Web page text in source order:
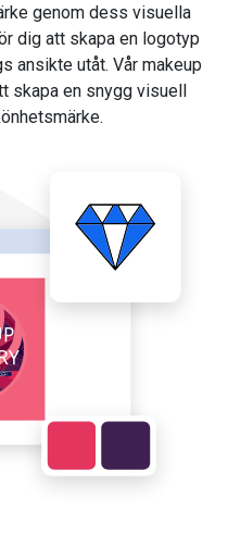
genom dess visuella
dig att skapa en logotyp
ansikte utåt. Vår makeup
skapa en snygg visuell